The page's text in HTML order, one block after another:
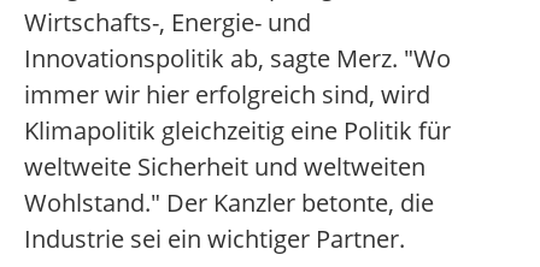
Wirtschafts-, Energie- und
Innovationspolitik ab, sagte Merz. "Wo
immer wir hier erfolgreich sind, wird
Klimapolitik gleichzeitig eine Politik für
weltweite Sicherheit und weltweiten
Wohlstand." Der Kanzler betonte, die
Industrie sei ein wichtiger Partner.